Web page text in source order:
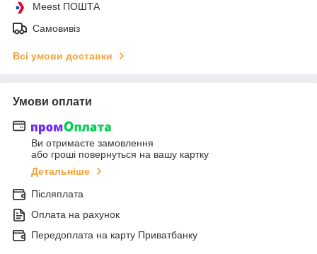
Meest ПОШТА
Самовивіз
Всі умови доставки
Умови оплати
Ви отримаєте замовлення
або гроші повернуться на вашу картку
Детальніше
Післяплата
Оплата на рахунок
Передоплата на карту Приватбанку